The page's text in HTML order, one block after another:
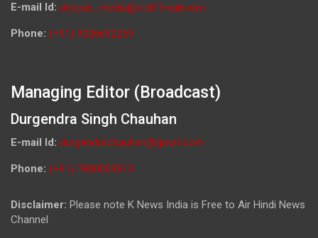
E-mail Id: deepali_media@rediffmail.com
Phone: (+91) 9026692259
Managing Editor (Broadcast)
Durgendra Singh Chauhan
E-mail Id: durgendrachauhan@gmail.com
Phone: (+91) 7800009813
Disclaimer: Please note K News India is Free to Air Hindi News
Channel